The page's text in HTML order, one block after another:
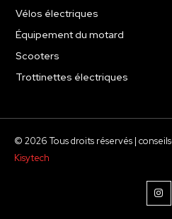
Vélos électriques
Équipement du motard
Scooters
Trottinettes électriques
© 2026 Tous droits réservés |
Kisytech